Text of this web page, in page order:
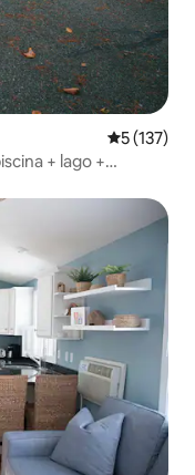
5 de uma
5 (137)
+ lago +